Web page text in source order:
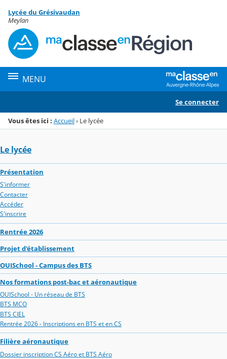
Menu de la rubrique
Contenu
Lycée du Grésivaudan
Meylan
MENU
Se connecter
Vous êtes ici : Accueil› Le lycée
Le lycée
Présentation
S'informer
Contacter
Accéder
S'inscrire
Rentrée 2026
Projet d'établissement
OUISchool - Campus des BTS
Nos formations post-bac et aéronautique
OUISchool - Un réseau de BTS
BTS MCO
BTS CIEL
Rentrée 2026 - Inscriptions en BTS et en CS
Filière aéronautique
Dossier inscription CS Aéro et BTS Aéro